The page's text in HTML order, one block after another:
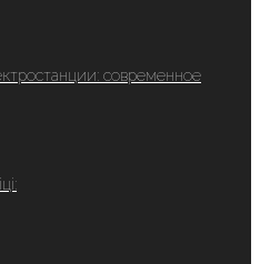
современное